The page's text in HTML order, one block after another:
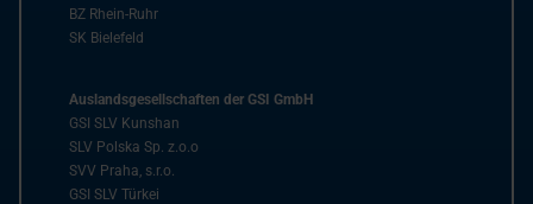
BZ Rhein-Ruhr
SK Bielefeld
Auslandsgesellschaften der GSI GmbH
GSI SLV Kunshan
SLV Polska Sp. z.o.o
SVV Praha, s.r.o.
GSI SLV Türkei